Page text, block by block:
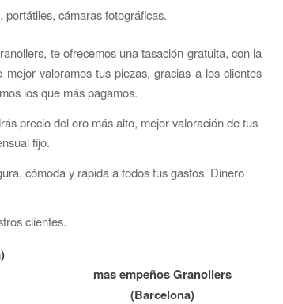
cámaras fotográficas.
te ofrecemos una tasación gratuita, con la
valoramos tus piezas, gracias a los clientes
los que más pagamos.
precio del oro más alto, mejor valoración de tus
fijo.
cómoda y rápida a todos tus gastos. Dinero
clientes.
mas empeños Granollers
(Barcelona)